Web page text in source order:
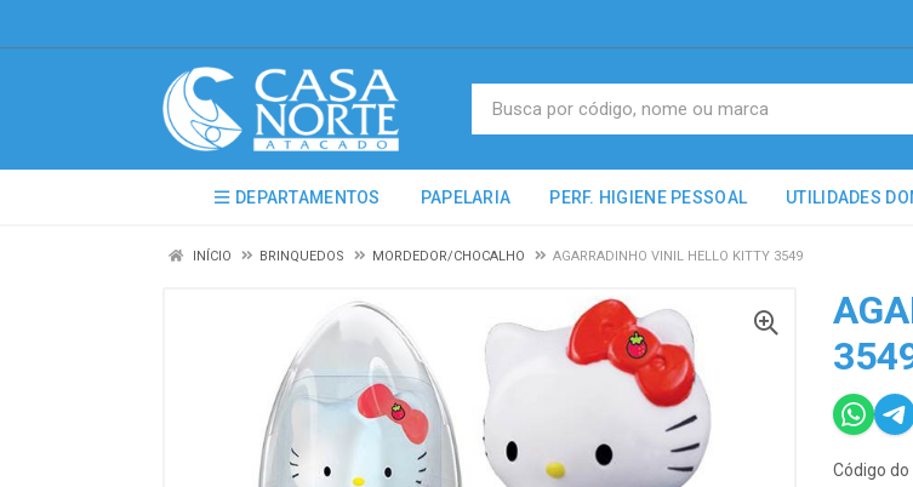
DEPARTAMENTOS PAPELARIA PERF. HIGIENE PESSOAL UTILIDADES
INÍCIO BRINQUEDOS MORDEDOR/CHOCALHO AGARRADINHO VINIL HELLO KITTY 3549
Código